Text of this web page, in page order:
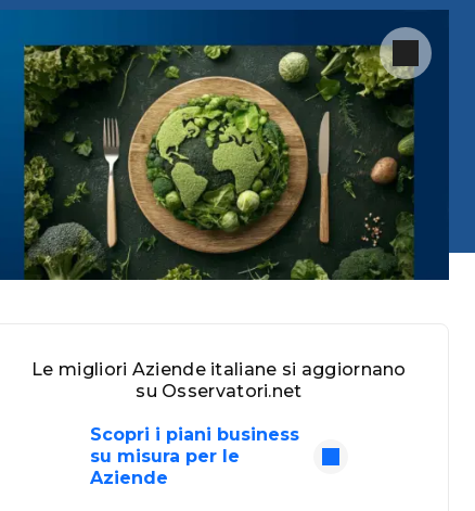
Le migliori Aziende italiane si aggiornano
su Osservatori.net
Scopri i piani business
su misura per le
Aziende